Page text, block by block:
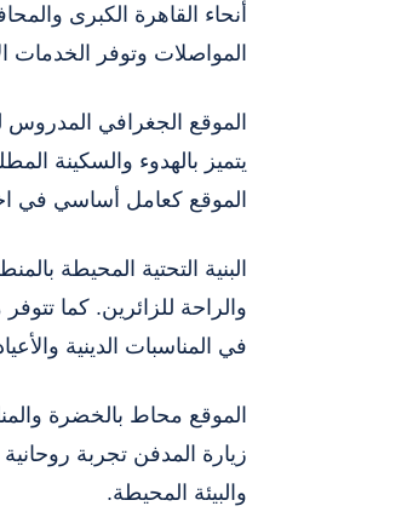
أنحاء القاهرة الكبرى
المواصلات وتوفر الخدمات
الموقع الجغرافي المدروس
يتميز بالهدوء والسكينة
الموقع كعامل أساسي في
البنية التحتية المحيطة
والراحة للزائرين. كما
في المناسبات الدينية
الموقع محاط بالخضرة
زيارة المدفن تجربة
والبيئة المحيطة.